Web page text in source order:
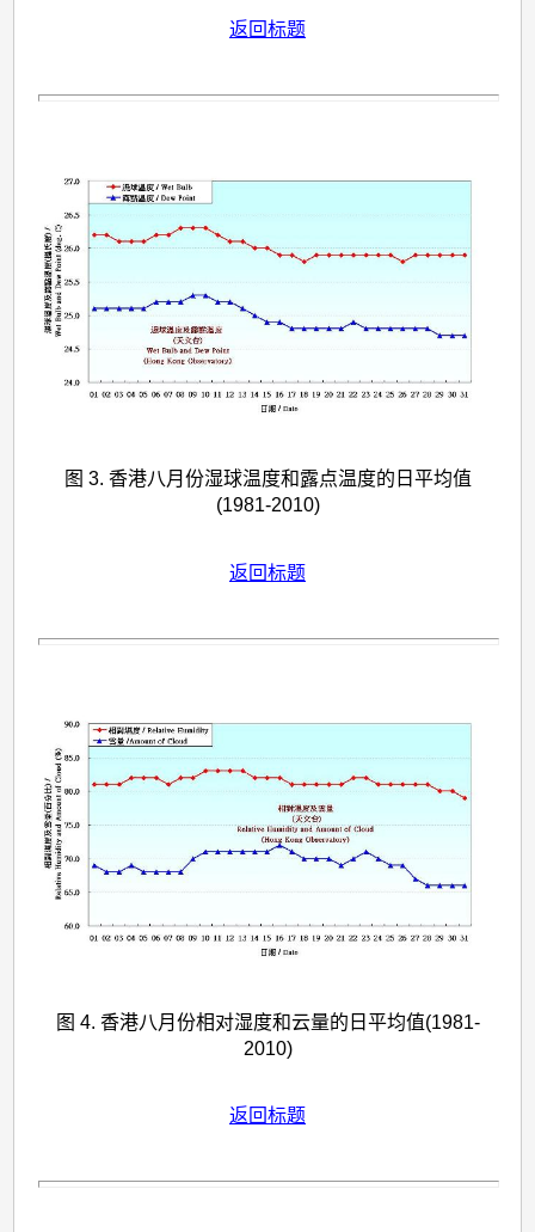
返回标题
图 3. 香港八月份湿球温度和露点温度的日平均值
(1981-2010)
返回标题
图 4. 香港八月份相对湿度和云量的日平均值(1981-
2010)
返回标题